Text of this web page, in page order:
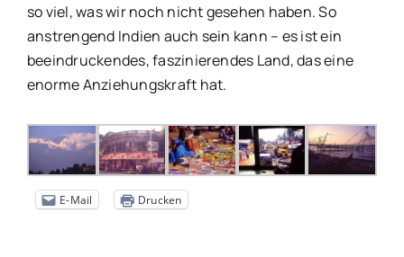
so viel, was wir noch nicht gesehen haben. So
anstrengend Indien auch sein kann – es ist ein
beeindruckendes, faszinierendes Land, das eine
enorme Anziehungskraft hat.
E-Mail Drucken